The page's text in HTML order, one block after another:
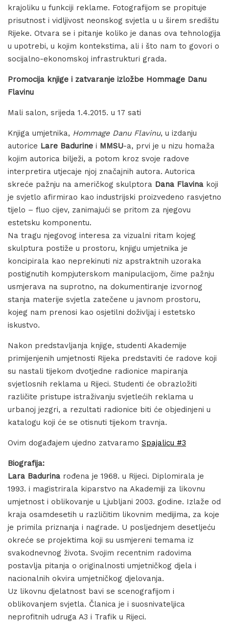
krajoliku u funkciji reklame. Fotografijom se propituje
prisutnost i vidljivost neonskog svjetla u u širem središtu
Rijeke. Otvara se i pitanje koliko je danas ova tehnologija
u upotrebi, u kojim kontekstima, ali i što nam to govori o
socijalno-ekonomskoj infrastrukturi grada.
Promocija knjige i zatvaranje izložbe Hommage Danu
Flavinu
Mali salon, srijeda 1.4.2015. u 17 sati
Knjiga umjetnika, Hommage Danu Flavinu, u izdanju
autorice Lare Badurine i MMSU-a, prvi je u nizu homaža
kojim autorica bilježi, a potom kroz svoje radove
interpretira utjecaje njoj značajnih autora. Autorica
skreće pažnju na američkog skulptora Dana Flavina koji
je svjetlo afirmirao kao industrijski proizvedeno rasvjetno
tijelo – fluo cijev, zanimajući se pritom za njegovu
estetsku komponentu.
Na tragu njegovog interesa za vizualni ritam kojeg
skulptura postiže u prostoru, knjigu umjetnika je
koncipirala kao neprekinuti niz apstraktnih uzoraka
postignutih kompjuterskom manipulacijom, čime pažnju
usmjerava na suprotno, na dokumentiranje izvornog
stanja materije svjetla zatečene u javnom prostoru,
kojeg nam prenosi kao osjetilni doživljaj i estetsko
iskustvo.
Nakon predstavljanja knjige, studenti Akademije
primijenjenih umjetnosti Rijeka predstaviti će radove koji
su nastali tijekom dvotjedne radionice mapiranja
svjetlosnih reklama u Rijeci. Studenti će obrazložiti
različite pristupe istraživanju svjetlećih reklama u
urbanoj jezgri, a rezultati radionice biti će objedinjeni u
katalogu koji će se otisnuti tijekom travnja.
Ovim događajem ujedno zatvaramo Spajalicu #3
Biografija:
Lara Badurina rođena je 1968. u Rijeci. Diplomirala je
1993. i magistrirala kiparstvo na Akademiji za likovnu
umjetnost i oblikovanje u Ljubljani 2003. godine. Izlaže od
kraja osamdesetih u različitim likovnim medijima, za koje
je primila priznanja i nagrade. U posljednjem desetljeću
okreće se projektima koji su usmjereni temama iz
svakodnevnog života. Svojim recentnim radovima
postavlja pitanja o originalnosti umjetničkog djela i
nacionalnih okvira umjetničkog djelovanja.
Uz likovnu djelatnost bavi se scenografijom i
oblikovanjem svjetla. Članica je i suosnivateljica
neprofitnih udruga A3 i Trafik u Rijeci.